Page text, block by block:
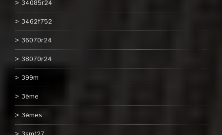
34085r24
3462f752
36070r24
38070r24
399m
3ème
3èmes